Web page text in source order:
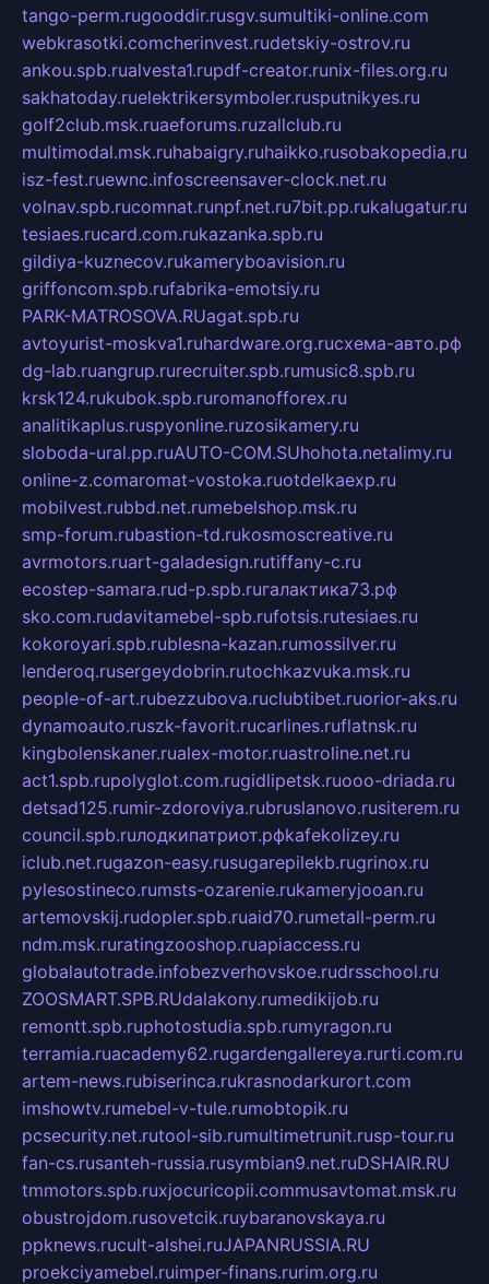
tango-perm.rugooddir.rusgv.sumultiki-online.com
webkrasotki.comcherinvest.rudetskiy-ostrov.ru
ankou.spb.rualvesta1.rupdf-creator.runix-files.org.ru
sakhatoday.ruelektrikersymboler.rusputnikyes.ru
golf2club.msk.ruaeforums.ruzallclub.ru
multimodal.msk.ruhabaigry.ruhaikko.rusobakopedia.ru
isz-fest.ruewnc.infoscreensaver-clock.net.ru
volnav.spb.rucomnat.runpf.net.ru7bit.pp.rukalugatur.ru
tesiaes.rucard.com.rukazanka.spb.ru
gildiya-kuznecov.rukameryboavision.ru
griffoncom.spb.rufabrika-emotsiy.ru
PARK-MATROSOVA.RUagat.spb.ru
avtoyurist-moskva1.ruhardware.org.ruсхема-авто.рф
dg-lab.ruangrup.rurecruiter.spb.rumusic8.spb.ru
krsk124.rukubok.spb.ruromanofforex.ru
analitikaplus.ruspyonline.ruzosikamery.ru
sloboda-ural.pp.ruAUTO-COM.SUhohota.netalimy.ru
online-z.comaromat-vostoka.ruotdelkaexp.ru
mobilvest.rubbd.net.rumebelshop.msk.ru
smp-forum.rubastion-td.rukosmoscreative.ru
avrmotors.ruart-galadesign.rutiffany-c.ru
ecostep-samara.rud-p.spb.ruгалактика73.рф
sko.com.rudavitamebel-spb.rufotsis.rutesiaes.ru
kokoroyari.spb.rublesna-kazan.rumossilver.ru
lenderoq.rusergeydobrin.rutochkazvuka.msk.ru
people-of-art.rubezzubova.ruclubtibet.ruorior-aks.ru
dynamoauto.ruszk-favorit.rucarlines.ruflatnsk.ru
kingbolenskaner.rualex-motor.ruastroline.net.ru
act1.spb.rupolyglot.com.rugidlipetsk.ruooo-driada.ru
detsad125.rumir-zdoroviya.rubruslanovo.rusiterem.ru
council.spb.ruлодкипатриот.рфkafekolizey.ru
iclub.net.rugazon-easy.rusugarepilekb.rugrinox.ru
pylesostineco.rumsts-ozarenie.rukameryjooan.ru
artemovskij.rudopler.spb.ruaid70.rumetall-perm.ru
ndm.msk.ruratingzooshop.ruapiaccess.ru
globalautotrade.infobezverhovskoe.rudrsschool.ru
ZOOSMART.SPB.RUdalakony.rumedikijob.ru
remontt.spb.ruphotostudia.spb.rumyragon.ru
terramia.ruacademy62.rugardengallereya.rurti.com.ru
artem-news.rubiserinca.rukrasnodarkurort.com
imshowtv.rumebel-v-tule.rumobtopik.ru
pcsecurity.net.rutool-sib.rumultimetrunit.rusp-tour.ru
fan-cs.rusanteh-russia.rusymbian9.net.ruDSHAIR.RU
tmmotors.spb.ruxjocuricopii.commusavtomat.msk.ru
obustrojdom.rusovetcik.ruybaranovskaya.ru
ppknews.rucult-alshei.ruJAPANRUSSIA.RU
proekciyamebel.ruimper-finans.rurim.org.ru